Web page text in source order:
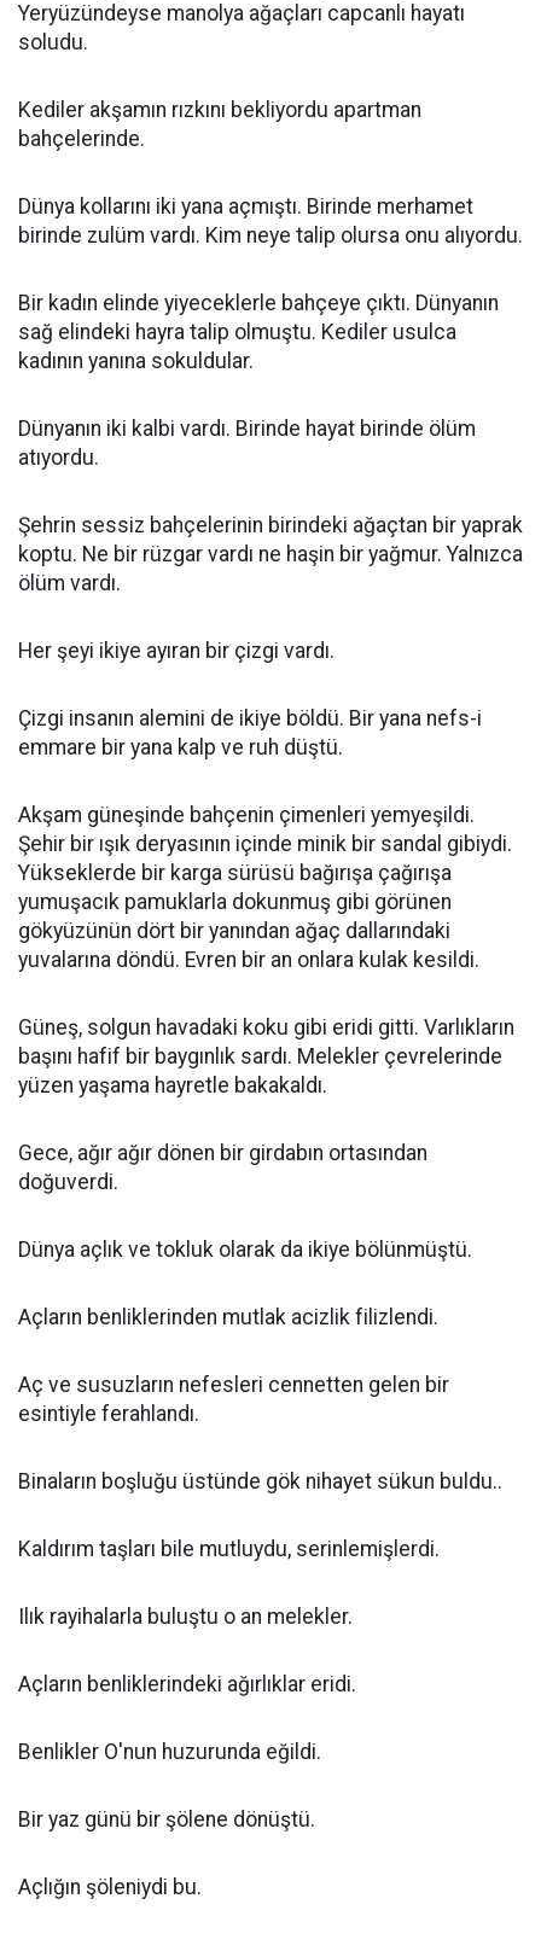
Yeryüzündeyse manolya ağaçları capcanlı hayatı
soludu.
Kediler akşamın rızkını bekliyordu apartman
bahçelerinde.
Dünya kollarını iki yana açmıştı. Birinde merhamet
birinde zulüm vardı. Kim neye talip olursa onu alıyordu.
Bir kadın elinde yiyeceklerle bahçeye çıktı. Dünyanın
sağ elindeki hayra talip olmuştu. Kediler usulca
kadının yanına sokuldular.
Dünyanın iki kalbi vardı. Birinde hayat birinde ölüm
atıyordu.
Şehrin sessiz bahçelerinin birindeki ağaçtan bir yaprak
koptu. Ne bir rüzgar vardı ne haşin bir yağmur. Yalnızca
ölüm vardı.
Her şeyi ikiye ayıran bir çizgi vardı.
Çizgi insanın alemini de ikiye böldü. Bir yana nefs-i
emmare bir yana kalp ve ruh düştü.
Akşam güneşinde bahçenin çimenleri yemyeşildi.
Şehir bir ışık deryasının içinde minik bir sandal gibiydi.
Yükseklerde bir karga sürüsü bağırışa çağırışa
yumuşacık pamuklarla dokunmuş gibi görünen
gökyüzünün dört bir yanından ağaç dallarındaki
yuvalarına döndü. Evren bir an onlara kulak kesildi.
Güneş, solgun havadaki koku gibi eridi gitti. Varlıkların
başını hafif bir baygınlık sardı. Melekler çevrelerinde
yüzen yaşama hayretle bakakaldı.
Gece, ağır ağır dönen bir girdabın ortasından
doğuverdi.
Dünya açlık ve tokluk olarak da ikiye bölünmüştü.
Açların benliklerinden mutlak acizlik filizlendi.
Aç ve susuzların nefesleri cennetten gelen bir
esintiyle ferahlandı.
Binaların boşluğu üstünde gök nihayet sükun buldu..
Kaldırım taşları bile mutluydu, serinlemişlerdi.
Ilık rayihalarla buluştu o an melekler.
Açların benliklerindeki ağırlıklar eridi.
Benlikler O'nun huzurunda eğildi.
Bir yaz günü bir şölene dönüştü.
Açlığın şöleniydi bu.